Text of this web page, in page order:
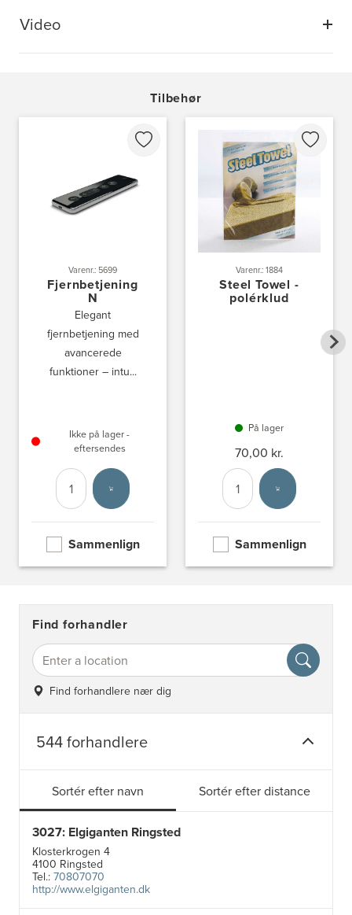
Video
Tilbehør
Varenr.: 5699
Fjernbetjening
N
Elegant
fjernbetjening med
avancerede
funktioner – intu...
Ikke på lager -
eftersendes
Antal
Vælg enhed
Sammenlign
Varenr.: 1884
Steel Towel -
polérklud
På lager
70,00 kr.
Antal
Vælg enhed
Sammenlign
Find forhandler
Find forhandlere nær dig
544 forhandlere
Sortér efter navn Sortér efter distance
3027: Elgiganten Ringsted
Klosterkrogen 4
4100 Ringsted
Tel.: 70807070
http://www.elgiganten.dk